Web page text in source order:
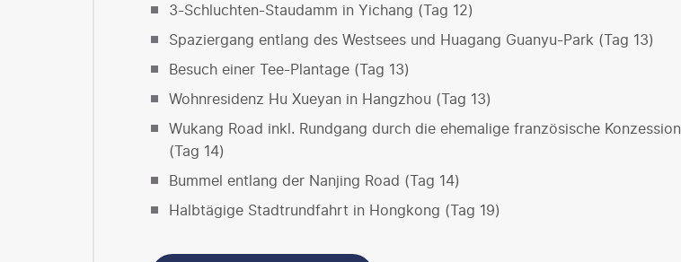
3-Schluchten-Staudamm in Yichang (Tag 12)
Spaziergang entlang des Westsees und Huagang Guanyu-Park (Tag 13)
Besuch einer Tee-Plantage (Tag 13)
Wohnresidenz Hu Xueyan in Hangzhou (Tag 13)
Wukang Road inkl. Rundgang durch die ehemalige französische Konzession
(Tag 14)
Bummel entlang der Nanjing Road (Tag 14)
Halbtägige Stadtrundfahrt in Hongkong (Tag 19)